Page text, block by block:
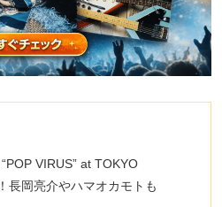
VIRUS” at TOKYO
長岡亮介やハマオカモトも